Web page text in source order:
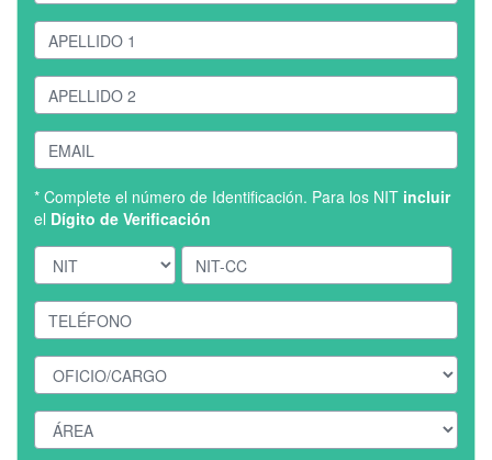
* Complete el número de Identificación. Para los NIT incluir
el Dígito de Verificación